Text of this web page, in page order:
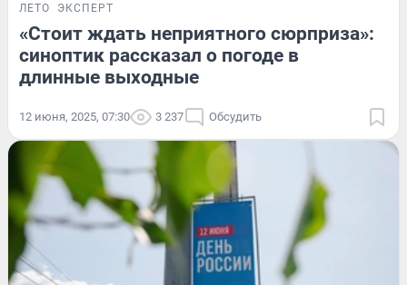
ЛЕТО ЭКСПЕРТ
«Стоит ждать неприятного сюрприза»:
синоптик рассказал о погоде в
длинные выходные
12 июня, 2025, 07:30 3 237 Обсудить